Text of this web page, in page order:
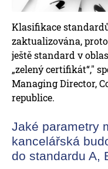
Klasifikace
zaktualizována,
ještě standard v
„zelený certifikát“,"
Managing Director,
republice.
Jaké parametry
kancelářská
do standardu A,